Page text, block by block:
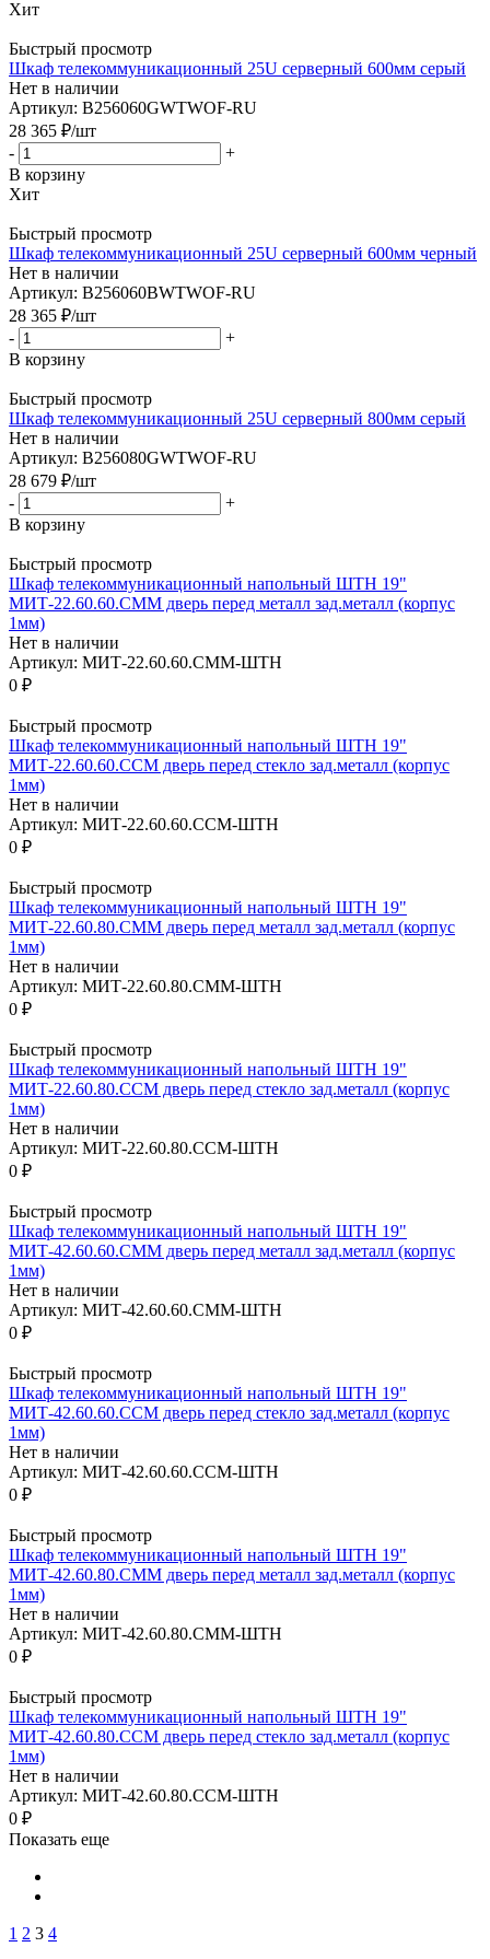
Хит
Быстрый просмотр
Шкаф телекоммуникационный 25U серверный 600мм серый
Нет в наличии
Артикул: B256060GWTWOF-RU
28 365 ₽/шт
-
+
В корзину
Хит
Быстрый просмотр
Шкаф телекоммуникационный 25U серверный 600мм черный
Нет в наличии
Артикул: B256060BWTWOF-RU
28 365 ₽/шт
-
+
В корзину
Быстрый просмотр
Шкаф телекоммуникационный 25U серверный 800мм серый
Нет в наличии
Артикул: B256080GWTWOF-RU
28 679 ₽/шт
-
+
В корзину
Быстрый просмотр
Шкаф телекоммуникационный напольный ШТН 19"
МИТ-22.60.60.CMM дверь перед металл зад.металл (корпус
1мм)
Нет в наличии
Артикул: МИТ-22.60.60.СММ-ШТН
0 ₽
Быстрый просмотр
Шкаф телекоммуникационный напольный ШТН 19"
МИТ-22.60.60.ССМ дверь перед стекло зад.металл (корпус
1мм)
Нет в наличии
Артикул: МИТ-22.60.60.ССМ-ШТН
0 ₽
Быстрый просмотр
Шкаф телекоммуникационный напольный ШТН 19"
МИТ-22.60.80.CMM дверь перед металл зад.металл (корпус
1мм)
Нет в наличии
Артикул: МИТ-22.60.80.СММ-ШТН
0 ₽
Быстрый просмотр
Шкаф телекоммуникационный напольный ШТН 19"
МИТ-22.60.80.ССМ дверь перед стекло зад.металл (корпус
1мм)
Нет в наличии
Артикул: МИТ-22.60.80.ССМ-ШТН
0 ₽
Быстрый просмотр
Шкаф телекоммуникационный напольный ШТН 19"
МИТ-42.60.60.CMM дверь перед металл зад.металл (корпус
1мм)
Нет в наличии
Артикул: МИТ-42.60.60.СММ-ШТН
0 ₽
Быстрый просмотр
Шкаф телекоммуникационный напольный ШТН 19"
МИТ-42.60.60.ССМ дверь перед стекло зад.металл (корпус
1мм)
Нет в наличии
Артикул: МИТ-42.60.60.ССМ-ШТН
0 ₽
Быстрый просмотр
Шкаф телекоммуникационный напольный ШТН 19"
МИТ-42.60.80.СММ дверь перед металл зад.металл (корпус
1мм)
Нет в наличии
Артикул: МИТ-42.60.80.СММ-ШТН
0 ₽
Быстрый просмотр
Шкаф телекоммуникационный напольный ШТН 19"
МИТ-42.60.80.ССМ дверь перед стекло зад.металл (корпус
1мм)
Нет в наличии
Артикул: МИТ-42.60.80.ССМ-ШТН
0 ₽
Показать еще
1 2 3 4